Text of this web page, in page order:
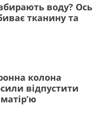
воду? Ось
тканину та
колона
відпустити